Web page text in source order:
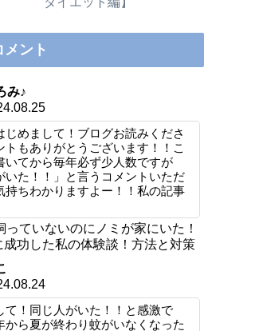
メント
み♪
じめまして！ブログお読みくださ
トもありがとうございます！！こ
いてから毎年必ず少人数ですが
いた！！」と言うコメントいただ
持ちわかりますよー！！私の記事
っていないのにノミが家にいた！
成功した私の体験談！方法と対策
て！同じ人がいた！！と感激で
から夏が終わり蚊がいなくなった